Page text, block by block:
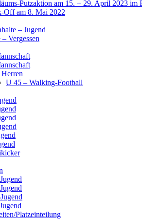
Putzaktion am 15. + 29. April 2023 im
Off am 8. Mai 2022
– Jugend
Vergessen
U 45 – Walking-Football
Platzeinteilung